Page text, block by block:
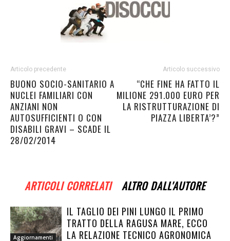
Articolo precedente
BUONO SOCIO-SANITARIO A
NUCLEI FAMILIARI CON
ANZIANI NON
AUTOSUFFICIENTI O CON
DISABILI GRAVI – SCADE IL
28/02/2014
Articolo successivo
“CHE FINE HA FATTO IL
MILIONE 291.000 EURO PER
LA RISTRUTTURAZIONE DI
PIAZZA LIBERTA’?”
ARTICOLI CORRELATI ALTRO DALL'AUTORE
Aggiornamenti
IL TAGLIO DEI PINI LUNGO IL PRIMO
TRATTO DELLA RAGUSA MARE, ECCO
LA RELAZIONE TECNICO AGRONOMICA